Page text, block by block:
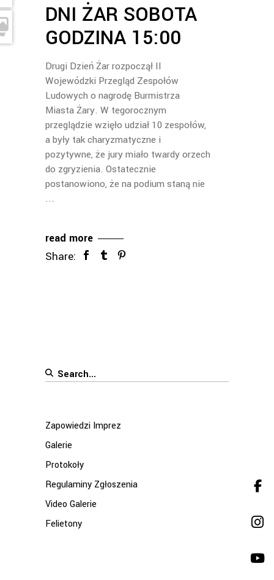
DNI ŻAR SOBOTA
GODZINA 15:00
Drugi Dzień Żar rozpoczął II
Wojewódzki Przegląd Zespołów
Ludowych o nagrodę Burmistrza
Miasta Żary. W tegorocznym
przeglądzie wzięło udział 10 zespołów,
a były tak charyzmatyczne i
pozytywne, że jury miało twardy orzech
do zgryzienia. Ostatecznie
postanowiono, że na podium staną nie
read more
Share:
Search
Zapowiedzi Imprez
Galerie
Protokoły
Regulaminy Zgłoszenia
Video Galerie
Felietony